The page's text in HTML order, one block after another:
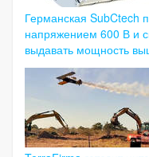
Германская SubCtech
напряжением 600 В и
выдавать мощность